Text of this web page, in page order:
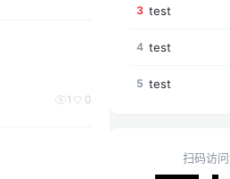
1 0
3 test
4 test
5 test
扫码访